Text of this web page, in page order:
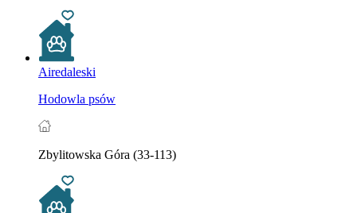
Airedaleski
Hodowla psów
Zbylitowska Góra (33-113)